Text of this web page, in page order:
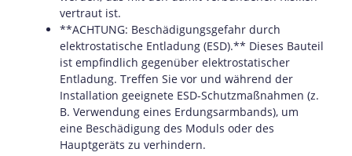
vertraut ist.
**ACHTUNG: Beschädigungsgefahr durch
elektrostatische Entladung (ESD).** Dieses Bauteil
ist empfindlich gegenüber elektrostatischer
Entladung. Treffen Sie vor und während der
Installation geeignete ESD-Schutzmaßnahmen (z.
B. Verwendung eines Erdungsarmbands), um
eine Beschädigung des Moduls oder des
Hauptgeräts zu verhindern.